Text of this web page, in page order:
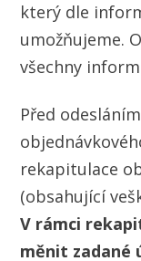
který dle
umožňujeme.
všechny
Před
rekapitulace
(obsahující
V rámci
měnit zadané